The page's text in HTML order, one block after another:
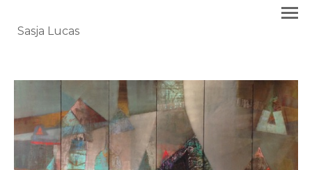
Sasja Lucas